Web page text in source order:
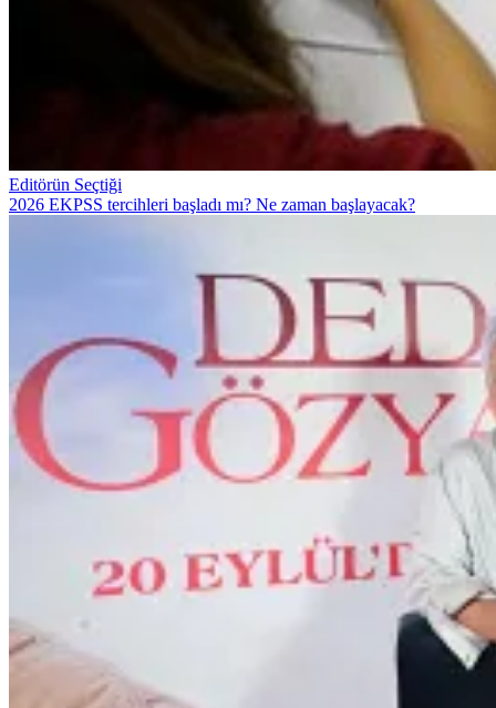
Editörün Seçtiği
2026 EKPSS tercihleri başladı mı? Ne zaman başlayacak?